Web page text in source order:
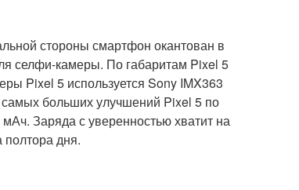
стороны смартфон окантован в
селфи-камеры. По габаритам Pixel 5
Pixel 5 используется Sony IMX363
больших улучшений Pixel 5 по
Заряда с уверенностью хватит на
полтора дня.